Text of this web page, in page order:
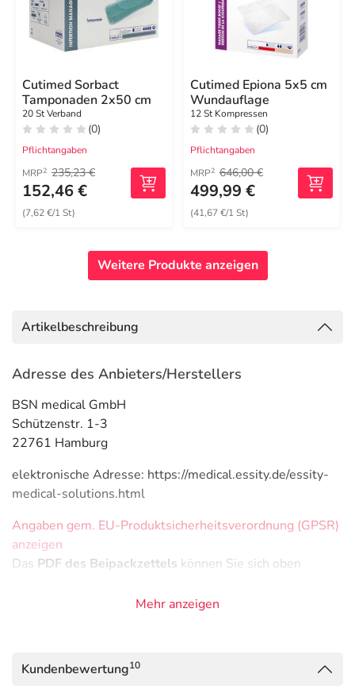
Cutimed Sorbact
Tamponaden 2x50 cm
20 St Verband
(0)
Pflichtangaben
MRP2 235,23 €
152,46 €
(7,62 €/1 St)
Cutimed Epiona 5x5 cm
Wundauflage
12 St Kompressen
(0)
Pflichtangaben
MRP2 646,00 €
499,99 €
(41,67 €/1 St)
Weitere Produkte anzeigen
Artikelbeschreibung
Adresse des Anbieters/Herstellers
BSN medical GmbH
Schützenstr. 1-3
22761 Hamburg
elektronische Adresse: https://medical.essity.de/essity-
medical-solutions.html
Angaben gem. EU-Produktsicherheitsverordnung (GPSR)
anzeigen
Das PDF des Beipackzettels können Sie sich oben
Mehr anzeigen
Kundenbewertung10